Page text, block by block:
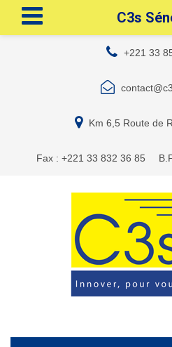
+221 33
Km 6,5 Route de
Fax : +221 33 832 36 85
C3s